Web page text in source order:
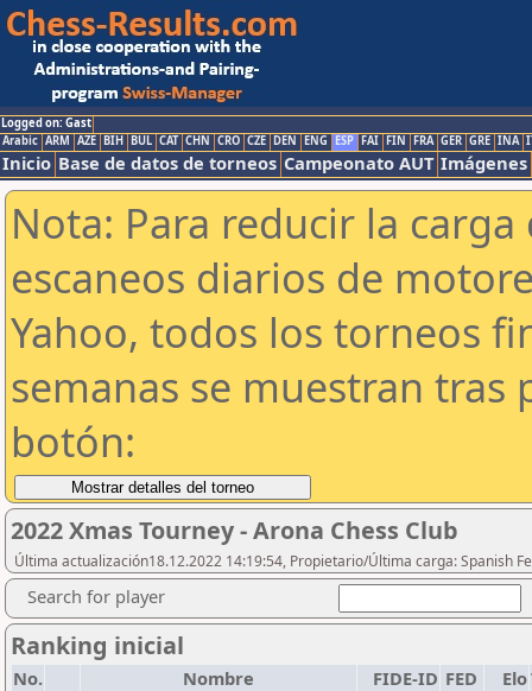
Logged on: Gast
Arabic ARM AZE BIH BUL CAT CHN CRO CZE DEN ENG ESP FAI FIN FRA GER GRE INA
Inicio Base de datos de torneos Campeonato AUT Imágenes
Nota: Para reducir la
escaneos diarios de
Yahoo, todos los torneos
semanas se muestran tras
botón:
2022 Xmas Tourney - Arona Chess Club
Última actualización18.12.2022 14:19:54, Propietario/Última carga: Spanish
Search for player
Ranking inicial
No. Nombre FIDE-ID FED Elo